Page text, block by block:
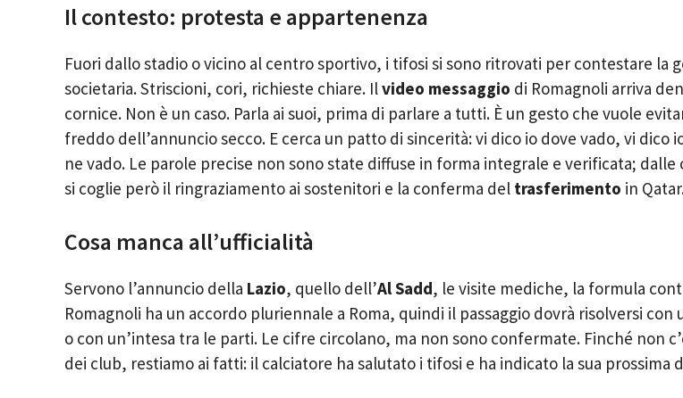
Il contesto: protesta e appartenenza
Fuori dallo stadio o vicino al centro sportivo, i tifosi si sono ritrovati per contestare la
societaria. Striscioni, cori, richieste chiare. Ilvideo messaggio di Romagnoli arriva
cornice. Non è un caso. Parla ai suoi, prima di parlare a tutti. È un gesto che vuole
freddo dell’annuncio secco. E cerca un patto di sincerità: vi dico io dove vado, vi dico
ne vado. Le parole precise non sono state diffuse in forma integrale e verificata; dalle
si coglie però il ringraziamento ai sostenitori e la conferma del trasferimento in
Cosa manca all’ufficialità
Servono l’annuncio della Lazio, quello dell’Al Sadd, le visite mediche, la formula
Romagnoli ha un accordo pluriennale a Roma, quindi il passaggio dovrà risolversi con
o con un’intesa tra le parti. Le cifre circolano, ma non sono confermate. Finché non
dei club, restiamo ai fatti: il calciatore ha salutato i tifosi e ha indicato la sua prossima